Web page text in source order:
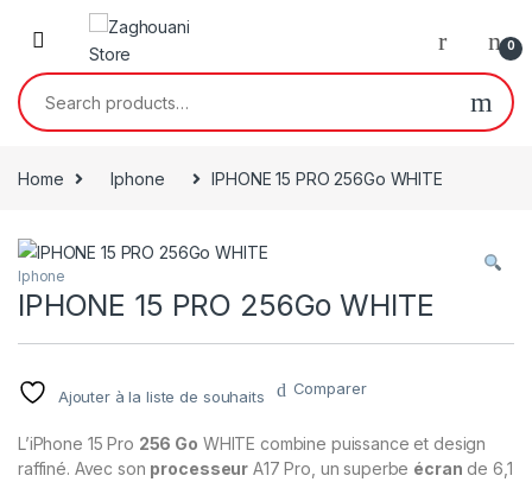
0
Home Iphone IPHONE 15 PRO 256Go WHITE
Iphone
IPHONE 15 PRO 256Go WHITE
Ajouter à la liste de souhaits Comparer
L’iPhone 15 Pro 256 Go WHITE combine puissance et design
raffiné. Avec son processeur A17 Pro, un superbe écran de 6,1